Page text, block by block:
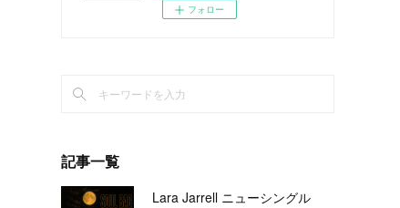
フォロー
記事一覧
Lara Jarrell ニューシングル